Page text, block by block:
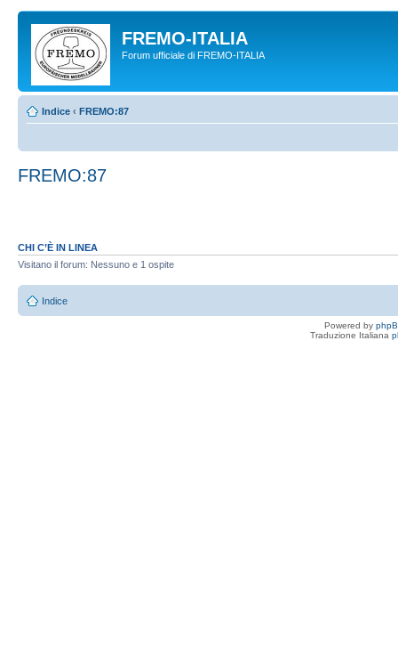
FREMO-ITALIA
Forum ufficiale di FREMO-ITALIA
Indice ‹ FREMO:87
FREMO:87
CHI C’È IN LINEA
Visitano il forum: Nessuno e 1 ospite
Indice
Powered by
Traduzione Italiana